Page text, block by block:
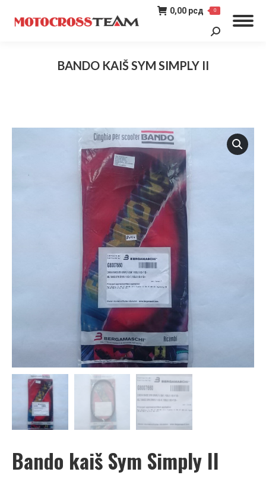
0,00 рсд 0
Search:
BANDO KAIŠ SYM SIMPLY II
Bando kaiš Sym Simply II